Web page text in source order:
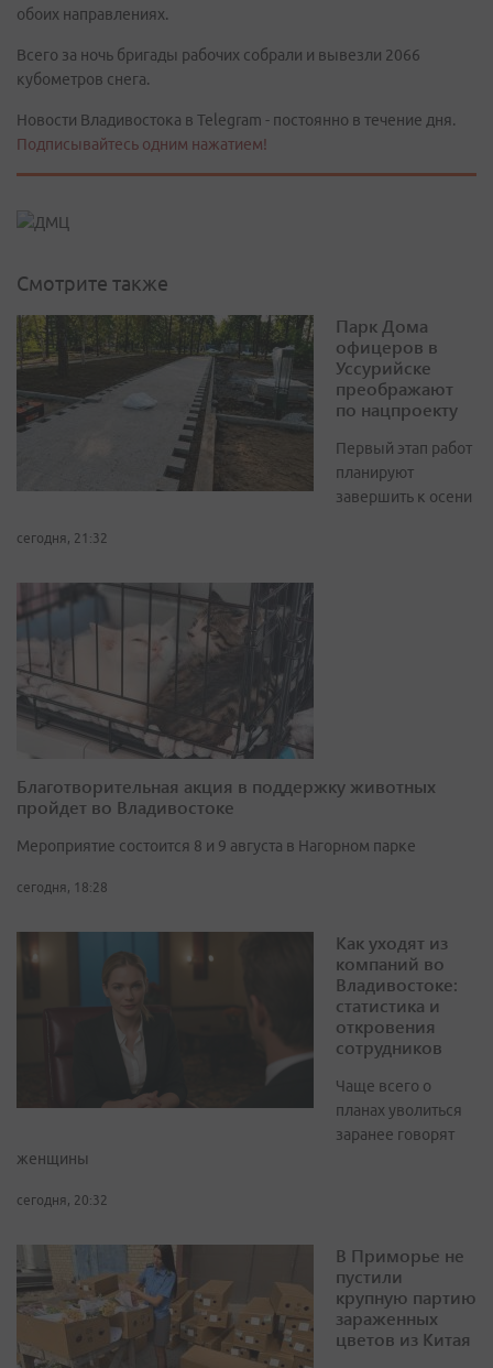
обоих направлениях.
Всего за ночь бригады рабочих собрали и вывезли 2066
кубометров снега.
Новости Владивостока в Telegram - постоянно в течение дня.
Подписывайтесь одним нажатием!
Смотрите также
Парк Дома
офицеров в
Уссурийске
преображают
по нацпроекту
Первый этап работ
планируют
завершить к осени
сегодня, 21:32
Благотворительная акция в поддержку животных
пройдет во Владивостоке
Мероприятие состоится 8 и 9 августа в Нагорном парке
сегодня, 18:28
Как уходят из
компаний во
Владивостоке:
статистика и
откровения
сотрудников
Чаще всего о
планах уволиться
заранее говорят
женщины
сегодня, 20:32
В Приморье не
пустили
крупную партию
зараженных
цветов из Китая